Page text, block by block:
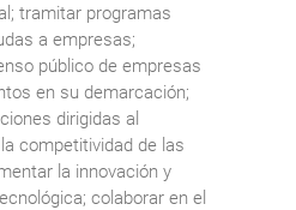
tramitar programas
a empresas;
público de empresas
en su demarcación;
dirigidas al
competitividad de las
la innovación y
colaborar en el